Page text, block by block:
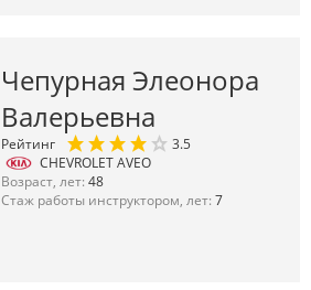
Чепурная Элеонора
Валерьевна
Рейтинг
3.5
CHEVROLET AVEO
Возраст, лет: 48
Стаж работы инструктором, лет: 7